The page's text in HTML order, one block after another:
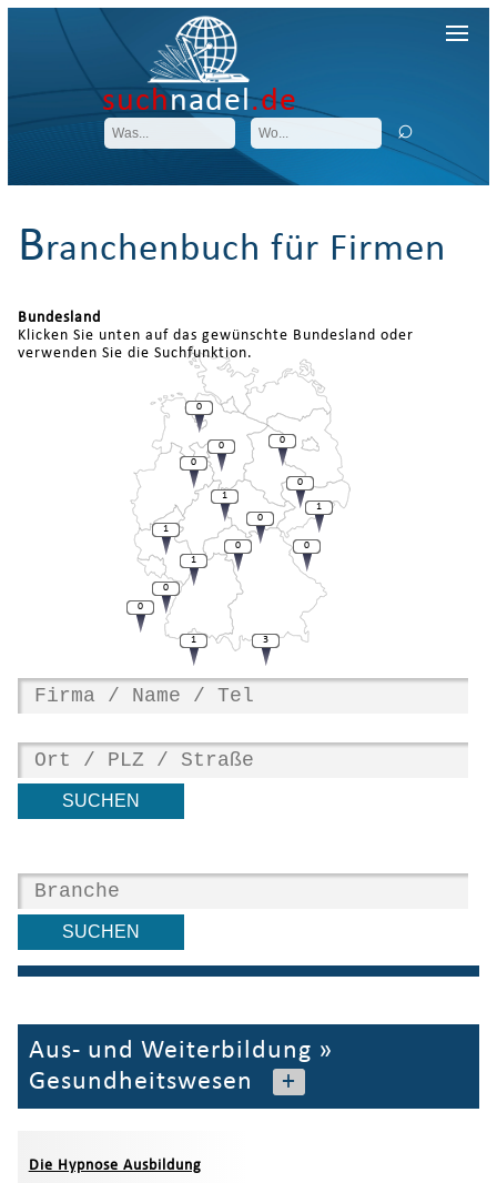
suchnadel.de
Branchenbuch für Firmen
Bundesland
Klicken Sie unten auf das gewünschte Bundesland oder
verwenden Sie die Suchfunktion.
0
1
1
0
0
0
0
0
0
1
0
1
0
1
0
3
Aus- und Weiterbildung »
Gesundheitswesen
+
Die Hypnose Ausbildung